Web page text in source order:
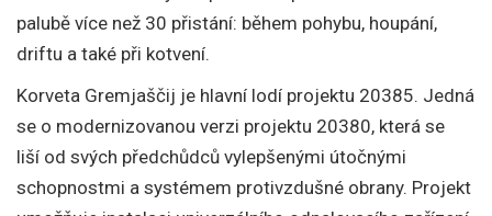
palubě více než 30 přistání: během pohybu, houpání,
driftu a také při kotvení.
Korveta Gremjaščij je hlavní lodí projektu 20385. Jedná
se o modernizovanou verzi projektu 20380, která se
liší od svých předchůdců vylepšenými útočnými
schopnostmi a systémem protivzdušné obrany. Projekt